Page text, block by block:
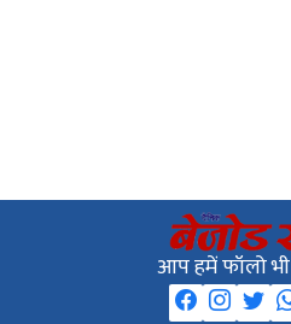
आप हमें फॉलो